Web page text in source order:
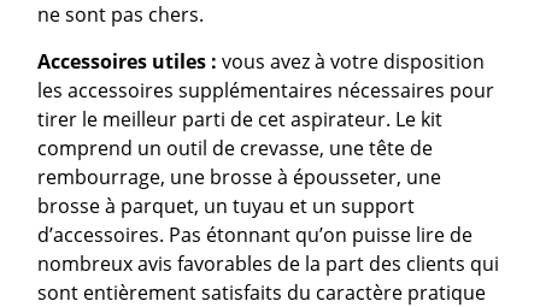
ne sont pas chers.
Accessoires utiles :vous avez à votre disposition
les accessoires supplémentaires nécessaires pour
tirer le meilleur parti de cet aspirateur. Le kit
comprend un outil de crevasse, une tête de
rembourrage, une brosse à épousseter, une
brosse à parquet, un tuyau et un support
d’accessoires. Pas étonnant qu’on puisse lire de
nombreux avis favorables de la part des clients qui
sont entièrement satisfaits du caractère pratique